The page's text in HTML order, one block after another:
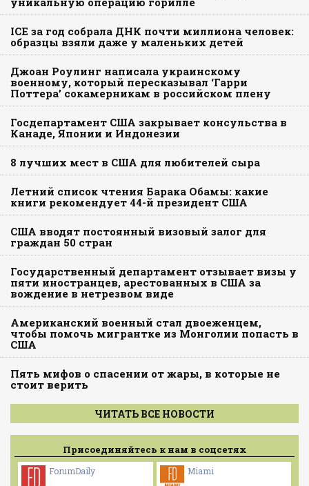
ICE за год собрала ДНК почти миллиона человек:
образцы взяли даже у маленьких детей
Джоан Роулинг написала украинскому
военному, который пересказывал ‘Гарри
Поттера’ сокамерникам в российском плену
Госдепартамент США закрывает консульства в
Канаде, Японии и Индонезии
8 лучших мест в США для любителей сыра
Летний список чтения Барака Обамы: какие
книги рекомендует 44-й президент США
США вводят постоянный визовый залог для
граждан 50 стран
Государственный департамент отзывает визы у
пяти иностранцев, арестованных в США за
вождение в нетрезвом виде
Американский военный стал двоеженцем,
чтобы помочь мигрантке из Монголии попасть в
США
Пять мифов о спасении от жары, в которые не
стоит верить
ЧИТАТЬ ВСЕ НОВОСТИ
Присоединяйтесь к нам в соцсетях
ForumDaily Miami